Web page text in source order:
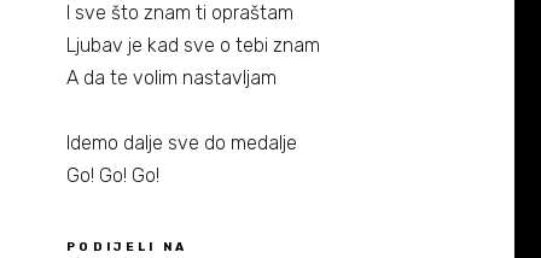
I sve što znam ti opraštam
Ljubav je kad sve o tebi znam
A da te volim nastavljam
Idemo dalje sve do medalje
Go! Go! Go!
PODIJELI NA